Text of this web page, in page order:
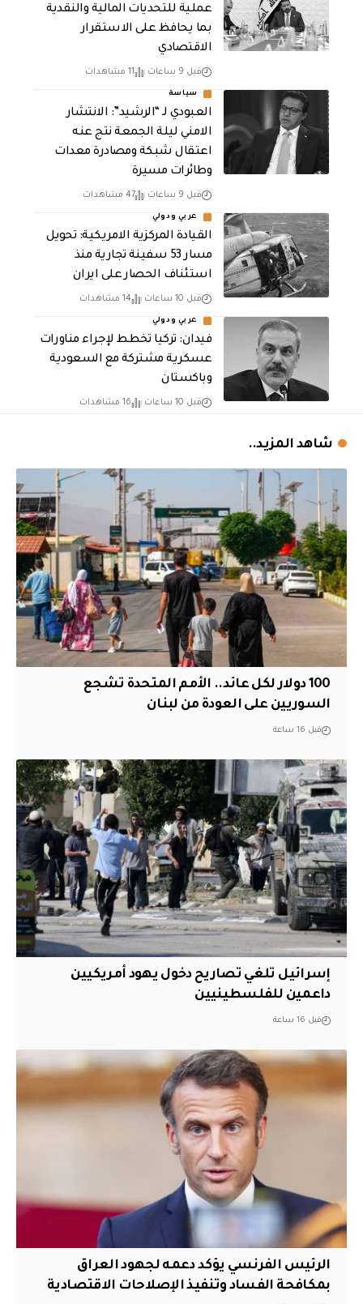
عملية للتحديات المالية والنقدية
بما يحافظ على الاستقرار
الاقتصادي
قبل 9 ساعات 11 مشاهدات
سياسة
العبودي لـ “الرشيد”: الانتشار
الامني ليلة الجمعة نتج عنه
اعتقال شبكة ومصادرة معدات
وطائرات مسيرة
قبل 9 ساعات 47 مشاهدات
عربي ودولي
القيادة المركزية الامريكية: تحويل
مسار 53 سفينة تجارية منذ
استئناف الحصار على ايران
قبل 10 ساعات 14 مشاهدات
عربي ودولي
فيدان: تركيا تخطط لإجراء مناورات
عسكرية مشتركة مع السعودية
وباكستان
قبل 10 ساعات 16 مشاهدات
شاهد المزيد..
100 دولار لكل عائد.. الأمم المتحدة تشجع
السوريين على العودة من لبنان
قبل 16 ساعة
إسرائيل تلغي تصاريح دخول يهود أمريكيين
داعمين للفلسطينيين
قبل 16 ساعة
الرئيس الفرنسي يؤكد دعمه لجهود العراق
بمكافحة الفساد وتنفيذ الإصلاحات الاقتصادية